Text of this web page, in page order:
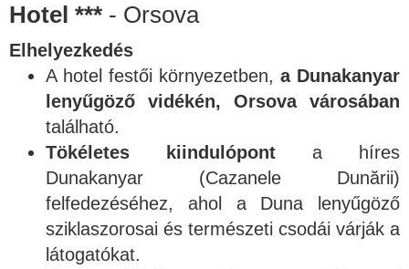
Hotel *** - Orsova
Elhelyezkedés
A hotel festői környezetben, a Dunakanyar
lenyűgöző vidékén, Orsova városában
található.
Tökéletes kiindulópont a híres
Dunakanyar (Cazanele Dunării)
felfedezéséhez, ahol a Duna lenyűgöző
sziklaszorosai és természeti csodái várják a
látogatókat.